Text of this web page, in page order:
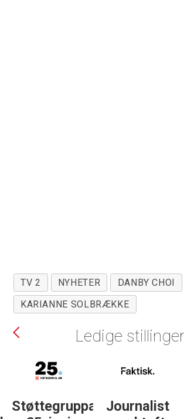
TV 2 NYHETER DANBY CHOI
KARIANNE SOLBRÆKKE
Ledige
Støttegruppa
Journalist